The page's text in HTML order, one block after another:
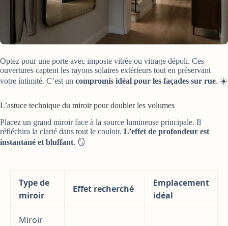
Optez pour une porte avec imposte vitrée ou vitrage dépoli. Ces
ouvertures captent les rayons solaires extérieurs tout en préservant
votre intimité. C’est un compromis idéal pour les façades sur rue. ☀️
L’astuce technique du miroir pour doubler les volumes
Placez un grand miroir face à la source lumineuse principale. Il
réfléchira la clarté dans tout le couloir. L’effet de profondeur est
instantané et bluffant. 🪞
Type de
miroir
Effet recherché
Emplacement
idéal
Miroir